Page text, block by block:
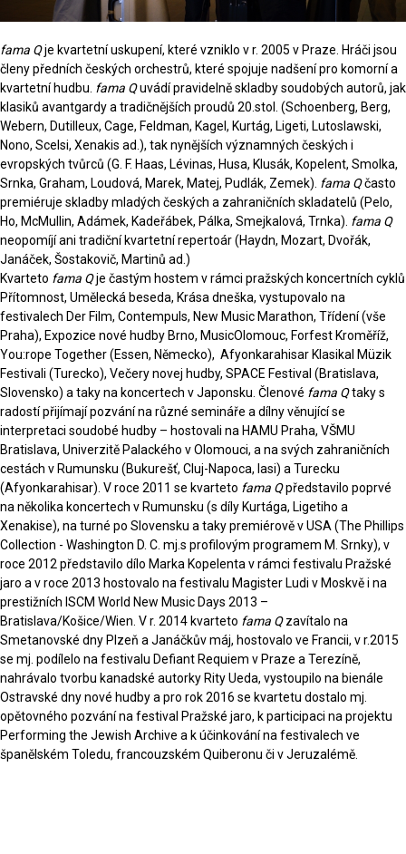
fama Qje kvartetní uskupení, které vzniklo v r. 2005 v Praze. Hráči jsou
členy předních českých orchestrů, které spojuje nadšení pro komorní a
kvartetní hudbu. fama Quvádí pravidelně skladby soudobých autorů, jak
klasiků avantgardy a tradičnějších proudů 20.stol. (Schoenberg, Berg,
Webern, Dutilleux, Cage, Feldman, Kagel, Kurtág, Ligeti, Lutoslawski,
Nono, Scelsi, Xenakis ad.), tak nynějších významných českých i
evropských tvůrců (G. F. Haas, Lévinas, Husa, Klusák, Kopelent, Smolka,
Srnka, Graham, Loudová, Marek, Matej, Pudlák, Zemek). fama Qčasto
premiéruje skladby mladých českých a zahraničních skladatelů (Pelo,
Ho, McMullin, Adámek, Kadeřábek, Pálka, Smejkalová, Trnka). fama Q
neopomíjí ani tradiční kvartetní repertoár (Haydn, Mozart, Dvořák,
Janáček, Šostakovič, Martinů ad.)
Kvarteto fama Qje častým hostem v rámci pražských koncertních cyklů
Přítomnost, Umělecká beseda, Krása dneška, vystupovalo na
festivalech Der Film, Contempuls, New Music Marathon, Třídení (vše
Praha), Expozice nové hudby Brno, MusicOlomouc, Forfest Kroměříž,
You:rope Together (Essen, Německo), Afyonkarahisar Klasikal Müzik
Festivali (Turecko), Večery novej hudby, SPACE Festival (Bratislava,
Slovensko) a taky na koncertech v Japonsku. Členové fama Qtaky s
radostí přijímají pozvání na různé semináře a dílny věnující se
interpretaci soudobé hudby – hostovali na HAMU Praha, VŠMU
Bratislava, Univerzitě Palackého v Olomouci, a na svých zahraničních
cestách v Rumunsku (Bukurešť, Cluj-Napoca, Iasi) a Turecku
(Afyonkarahisar). V roce 2011 se kvarteto fama Qpředstavilo poprvé
na několika koncertech v Rumunsku (s díly Kurtága, Ligetiho a
Xenakise), na turné po Slovensku a taky premiérově v USA (The Phillips
Collection - Washington D. C. mj.s profilovým programem M. Srnky), v
roce 2012 představilo dílo Marka Kopelenta v rámci festivalu Pražské
jaro a v roce 2013 hostovalo na festivalu Magister Ludi v Moskvě i na
prestižních ISCM World New Music Days 2013 –
Bratislava/Košice/Wien. V r. 2014 kvarteto fama Qzavítalo na
Smetanovské dny Plzeň a Janáčkův máj, hostovalo ve Francii, v r.2015
se mj. podílelo na festivalu Defiant Requiem v Praze a Terezíně,
nahrávalo tvorbu kanadské autorky Rity Ueda, vystoupilo na bienále
Ostravské dny nové hudby a pro rok 2016 se kvartetu dostalo mj.
opětovného pozvání na festival Pražské jaro, k participaci na projektu
Performing the Jewish Archive a k účinkování na festivalech ve
španělském Toledu, francouzském Quiberonu či v Jeruzalémě.